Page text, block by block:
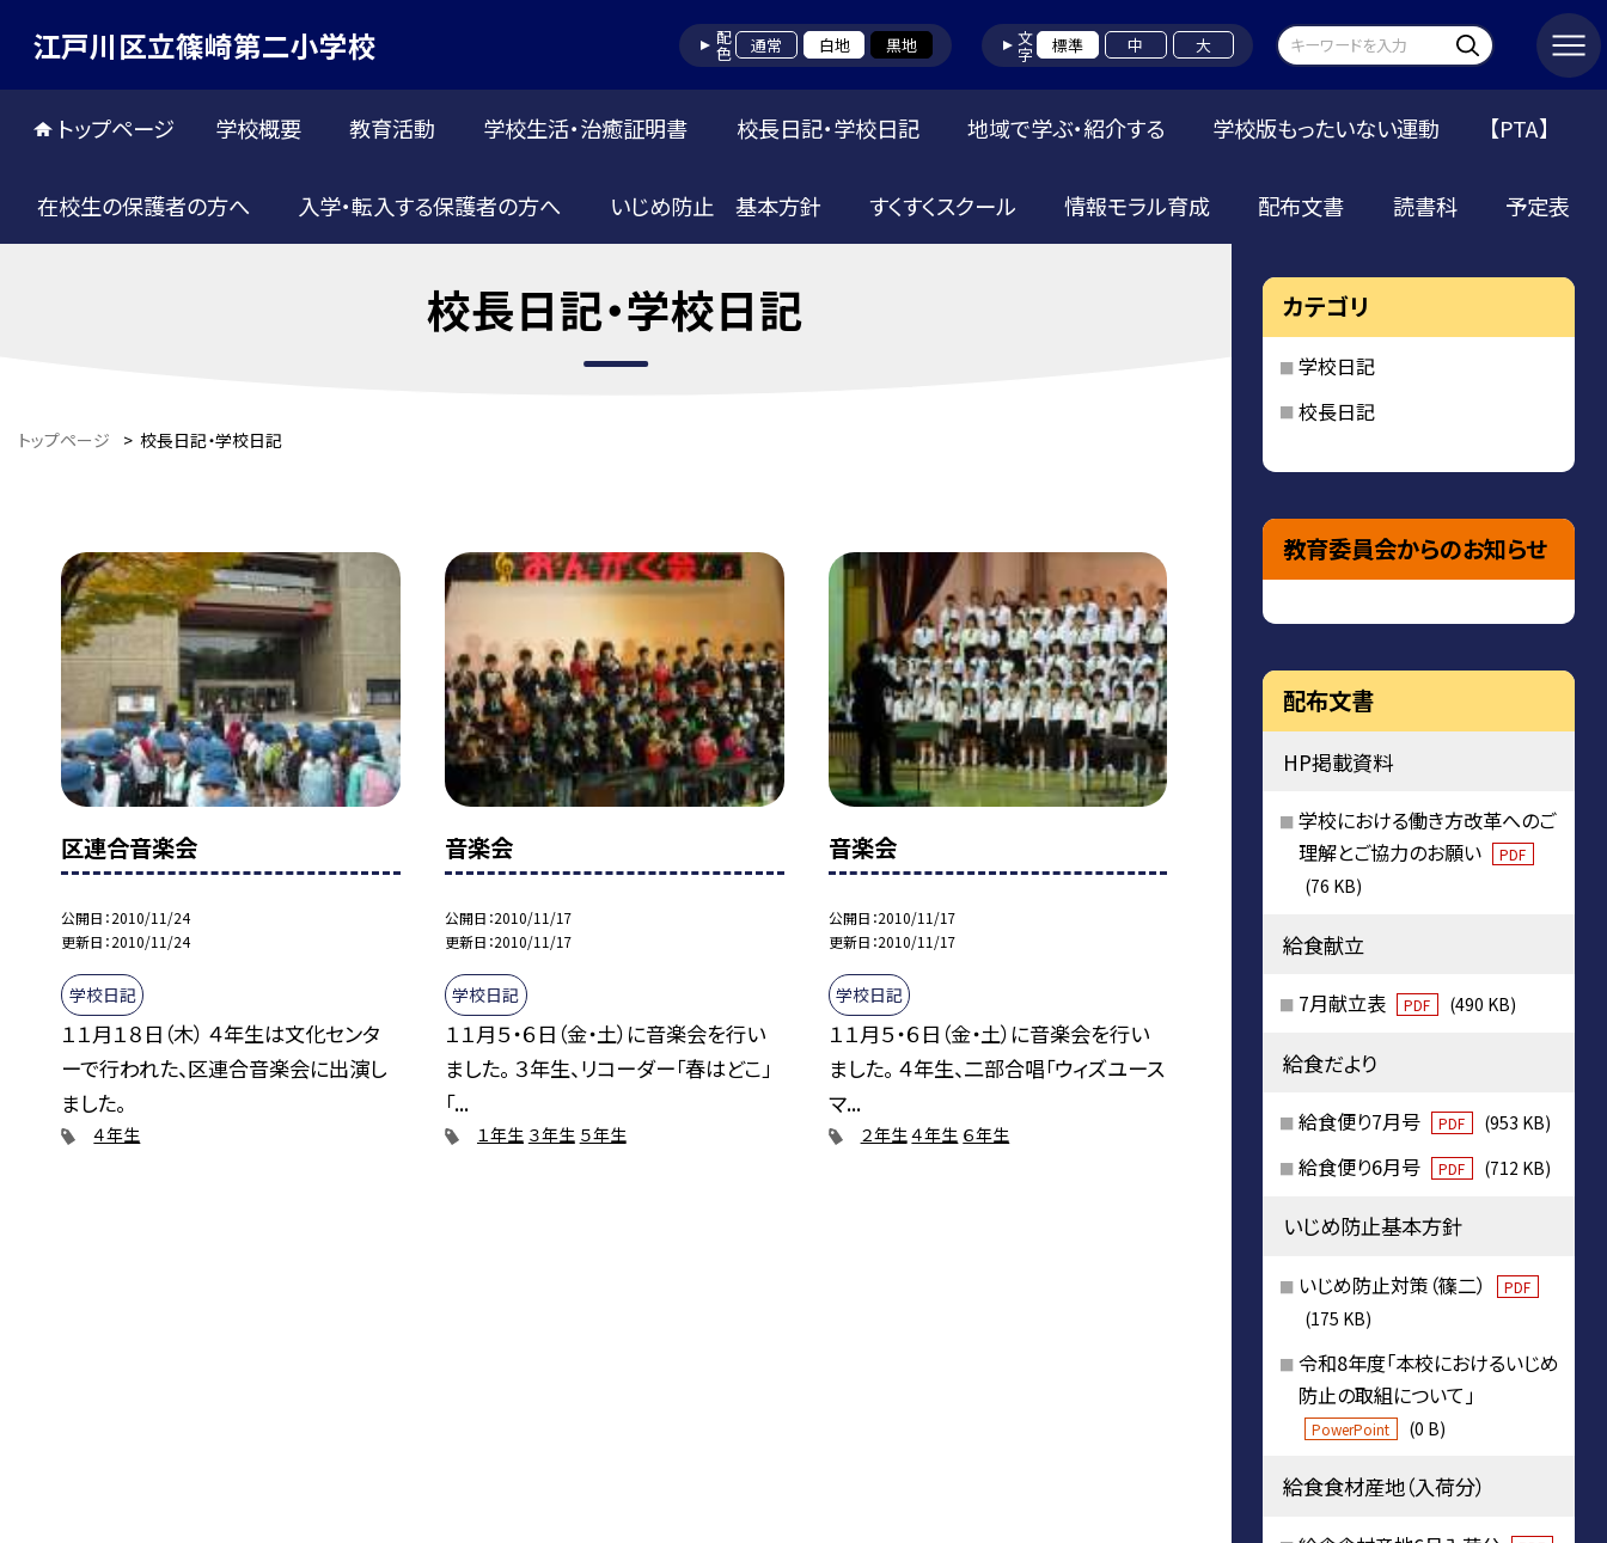
江戸川区立篠崎第二小学校 配色 通常 白地 黒地 文字 標準 中 大
トップページ 学校概要 教育活動 学校生活・治癒証明書 校長日記・学校日記 地域で学ぶ・紹介する 学校版もったいない運動 【PTA】
在校生の保護者の方へ 入学・転入する保護者の方へ いじめ防止 基本方針 すくすくスクール 情報モラル育成 配布文書 読書科 予定表
校長日記・学校日記
トップページ > 校長日記・学校日記
区連合音楽会
公開日 2010/11/24
更新日 2010/11/24
学校日記
１１月１８日（木） ４年生は文化センタ
ーで行われた、区連合音楽会に出演し
ました。
４年生
音楽会
公開日 2010/11/17
更新日 2010/11/17
学校日記
１１月５・６日（金・土）に音楽会を行い
ました。 ３年生、リコーダー「春はどこ」
「...
１年生 ３年生 ５年生
音楽会
公開日 2010/11/17
更新日 2010/11/17
学校日記
１１月５・６日（金・土）に音楽会を行い
ました。 ４年生、二部合唱「ウィズユース
マ...
２年生４年生 ６年生
カテゴリ
学校日記
校長日記
教育委員会からのお知らせ
配布文書
HP掲載資料
学校における働き方改革へのご
理解とご協力のお願い
PDF
(76 KB)
給食献立
7月献立表 PDF (490 KB)
給食だより
給食便り7月号 PDF (953 KB)
給食便り6月号 PDF (712 KB)
いじめ防止基本方針
いじめ防止対策（篠二） PDF
(175 KB)
令和8年度「本校におけるいじめ
防止の取組について」
PowerPoint (0 B)
給食食材産地（入荷分）